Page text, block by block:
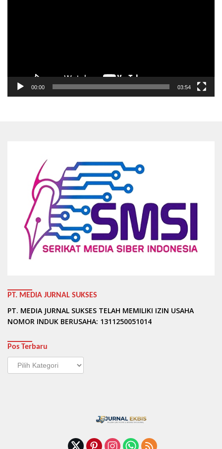
00:00 03:54
PT. MEDIA JURNAL SUKSES
PT. MEDIA JURNAL SUKSES TELAH MEMILIKI IZIN USAHA
NOMOR INDUK BERUSAHA: 1311250051014
Pos Terbaru
Pos
Terbaru